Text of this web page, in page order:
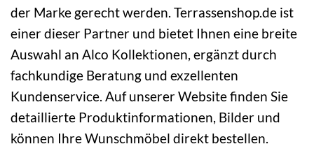
der Marke gerecht werden. Terrassenshop.de ist
einer dieser Partner und bietet Ihnen eine breite
Auswahl an Alco Kollektionen, ergänzt durch
fachkundige Beratung und exzellenten
Kundenservice. Auf unserer Website finden Sie
detaillierte Produktinformationen, Bilder und
können Ihre Wunschmöbel direkt bestellen.